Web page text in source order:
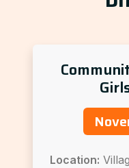
Location: